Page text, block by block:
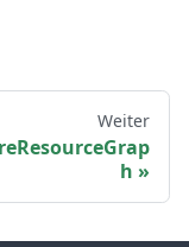
Weiter
h